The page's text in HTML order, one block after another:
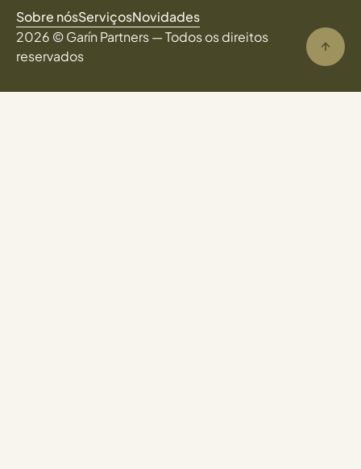
Sobre nósServiçosNovidades
2026 © Garín Partners — Todos os direitos
reservados